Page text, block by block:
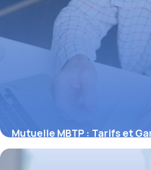
Mutuelle MBTP : Tarifs et
13 novembre 2025